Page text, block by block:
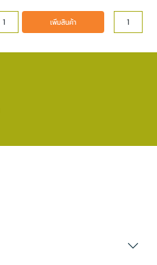
เพิ่มสินค้า